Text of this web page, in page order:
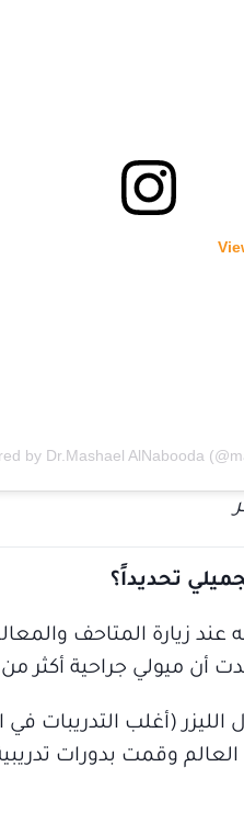
by Dr.Mashael AlNabooda
تحديداً؟
عند زيارة المتاحف
أن ميولي جراحية
(أغلب التدريبات في
وقمت بدورات